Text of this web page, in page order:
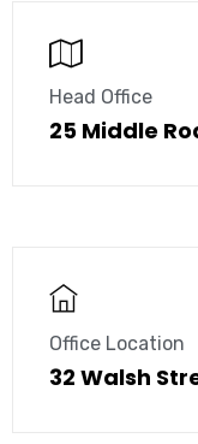
Head Office
25 Middle
Office Location
32 Walsh